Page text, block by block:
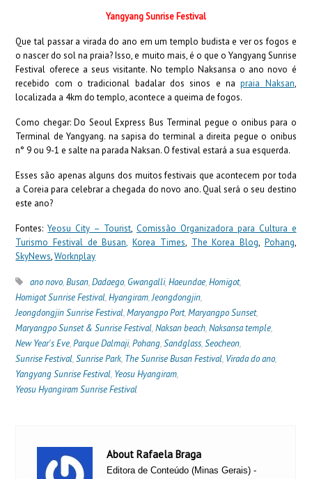
Yangyang Sunrise Festival
Que tal passar a virada do ano em um templo budista e ver os fogos e
o nascer do sol na praia? Isso, e muito mais, é o que o Yangyang Sunrise
Festival oferece a seus visitante. No templo Naksansa o ano novo é
recebido com o tradicional badalar dos sinos e napraia Naksan,
localizada a 4km do templo, acontece a queima de fogos.
Como chegar: Do Seoul Express Bus Terminal pegue o onibus para o
Terminal de Yangyang. na sapisa do terminal a direita pegue o onibus
n° 9 ou 9-1 e salte na parada Naksan. O festival estará a sua esquerda.
Esses são apenas alguns dos muitos festivais que acontecem por toda
a Coreia para celebrar a chegada do novo ano. Qual será o seu destino
este ano?
Fontes:Yeosu City – Tourist, Comissão Organizadora para Cultura e
Turismo Festival de Busan, Korea Times, The Korea Blog, Pohang,
SkyNews,Worknplay
ano novo,Busan,Dadaego, Gwangalli,Haeundae,Homigot,
Homigot Sunrise Festival,Hyangiram,Jeongdongjin,
Jeongdongjin Sunrise Festival,Maryangpo Port,Maryangpo Sunset,
Maryangpo Sunset & Sunrise Festival,Naksan beach,Naksansa temple,
New Year's Eve,Parque Dalmaji,Pohang,Sandglass,Seocheon,
Sunrise Festival,Sunrise Park, The Sunrise Busan Festival, Virada do ano,
Yangyang Sunrise Festival, Yeosu Hyangiram,
Yeosu Hyangiram Sunrise Festival
About Rafaela Braga
Editora de Conteúdo (Minas Gerais) -